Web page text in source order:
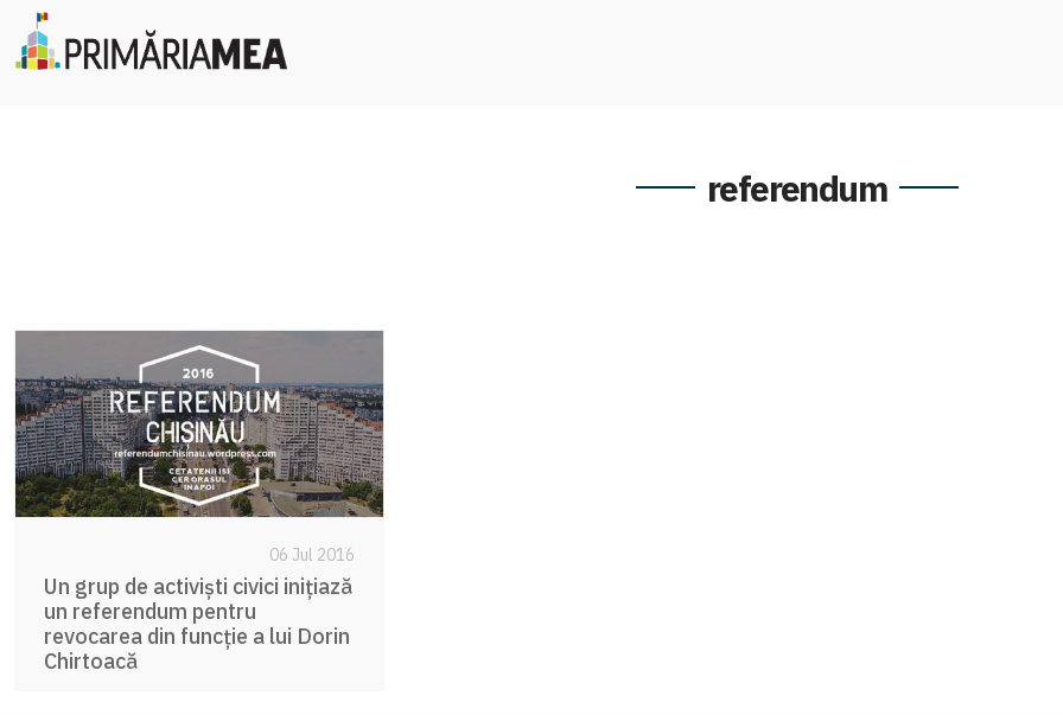
referendum
06 Jul 2016
Un grup de activiști civici inițiază
un referendum pentru
revocarea din funcție a lui Dorin
Chirtoacă